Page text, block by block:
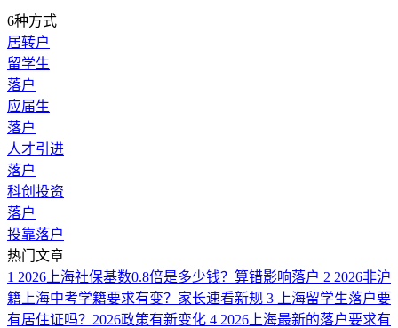
6种方式
居转户
留学生
落户
应届生
落户
人才引进
落户
科创投资
落户
投靠落户
热门文章
1 2026上海社保基数0.8倍是多少钱？算错影响落户 2 2026非沪
籍上海中考学籍要求有变？家长速看新规 3
上海留学生落户要
有居住证吗？2026政策有新变化 4 2026上海最新的落户要求有